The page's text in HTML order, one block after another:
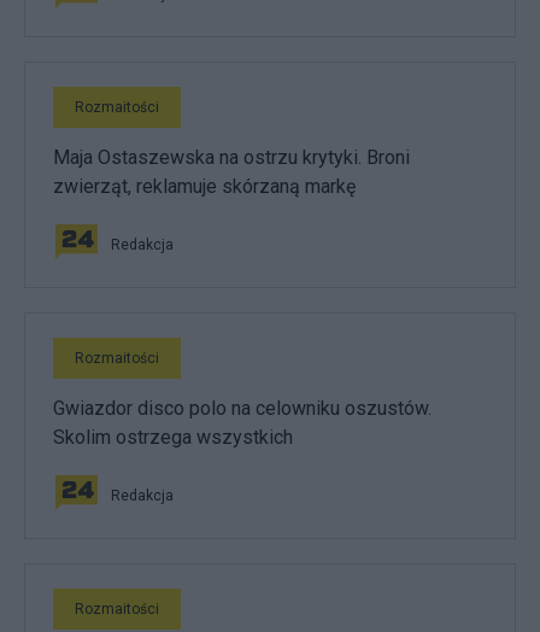
Rozmaitości
Maja Ostaszewska na ostrzu krytyki. Broni
zwierząt, reklamuje skórzaną markę
Redakcja
Rozmaitości
Gwiazdor disco polo na celowniku oszustów.
Skolim ostrzega wszystkich
Redakcja
Rozmaitości